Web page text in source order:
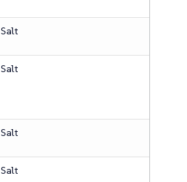
Salt
Salt
Salt
Salt